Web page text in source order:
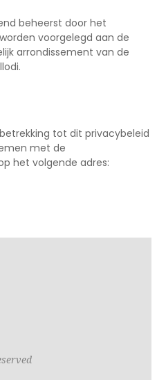
beheerst door het
voorgelegd aan de
arrondissement van de
tot dit privacybeleid
met de
het volgende adres: